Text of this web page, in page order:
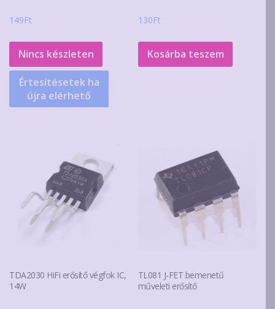
149Ft
Nincs készleten
Értesítésetek ha
újra elérhető
130Ft
Kosárba teszem
TDA2030 HiFi erősítő végfok IC,
14W
TL081 J-FET bemenetű
műveleti erősítő